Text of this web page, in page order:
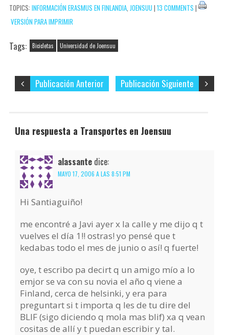
electrónico…
TOPICS: INFORMACIÓN ERASMUS EN FINLANDIA, JOENSUU | 13 COMMENTS |
VERSIÓN PARA IMPRIMIR
Tags: Bicicletas Universidad de Joensuu
Publicación Siguiente
Publicación Anterior
Una respuesta a Transportes en Joensuu
alassante dice:
MAYO 17, 2006 A LAS 8:51 PM
Hi Santiaguiño!
me encontré a Javi ayer x la calle y me dijo q t
vuelves el día 1!! ostras! yo pensé que t
kedabas todo el mes de junio o así! q fuerte!
oye, t escribo pa decirt q un amigo mío a lo
emjor se va con su novia el año q viene a
Finland, cerca de helsinki, y era para
preguntart si t importa q les de tu dire del
BLIF (sigo diciendo q mola mas blif) xa q vean
cositas de allí y t puedan escribir y tal.